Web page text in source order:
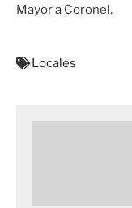
Mayor a Coronel.
Locales